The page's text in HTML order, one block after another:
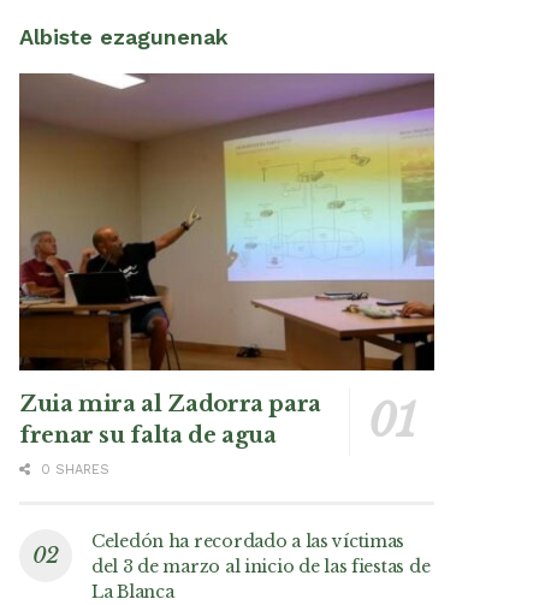
Albiste ezagunenak
Zuia mira al Zadorra para
frenar su falta de agua
0 SHARES
Celedón ha recordado a las víctimas
del 3 de marzo al inicio de las fiestas de
La Blanca